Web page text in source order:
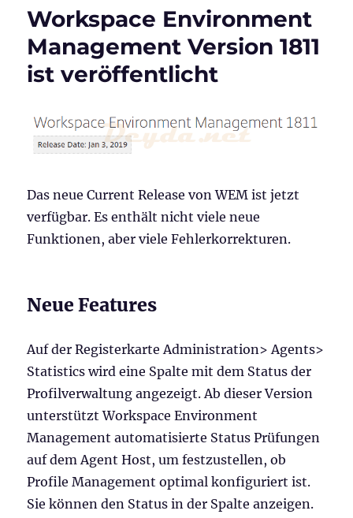
Version
1906
–
Teil
4
&
Monitoring)
Workspace Environment
Management Version 1811
ist veröffentlicht
Das neue Current Release von WEM ist jetzt
verfügbar. Es enthält nicht viele neue
Funktionen, aber viele Fehlerkorrekturen.
Neue Features
Auf der Registerkarte Administration> Agents>
Statistics wird eine Spalte mit dem Status der
Profilverwaltung angezeigt. Ab dieser Version
unterstützt Workspace Environment
Management automatisierte Status Prüfungen
auf dem Agent Host, um festzustellen, ob
Profile Management optimal konfiguriert ist.
Sie können den Status in der Spalte anzeigen.